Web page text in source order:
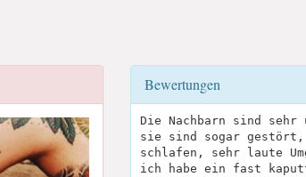
Bewertungen
Die Nachbarn sind
sie sind sogar gestört,
schlafen, sehr laute
ich habe ein fast